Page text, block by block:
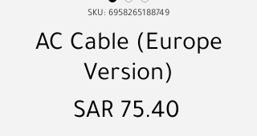
SKU: 6958265188749
AC Cable (Europe
Version)
SAR 75.40